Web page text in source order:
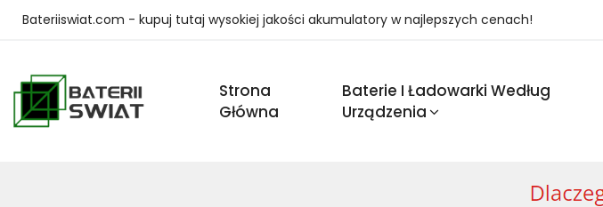
Bateriiswiat.com - kupuj tutaj wysokiej jakości akumulatory w najlepszych cenach!
Strona
Główna
Baterie I Ładowarki Według
Urządzenia